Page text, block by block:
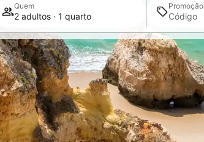
Quem
2 adultos · 1 quarto
Promoção